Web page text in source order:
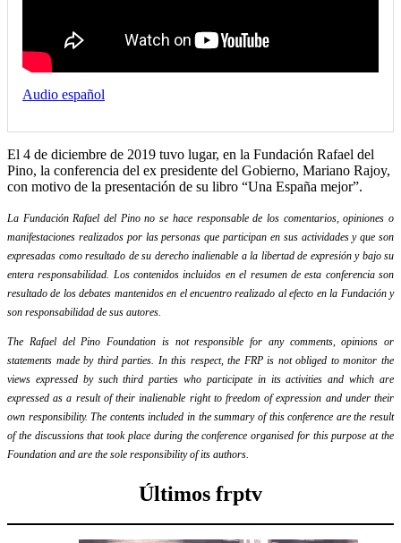
Audio español
El 4 de diciembre de 2019 tuvo lugar, en la Fundación Rafael del
Pino, la conferencia del ex presidente del Gobierno, Mariano Rajoy,
con motivo de la presentación de su libro “Una España mejor”.
La Fundación Rafael del Pino no se hace responsable de los comentarios, opiniones o
manifestaciones realizados por las personas que participan en sus actividades y que son
expresadas como resultado de su derecho inalienable a la libertad de expresión y bajo su
entera responsabilidad. Los contenidos incluidos en el resumen de esta conferencia son
resultado de los debates mantenidos en el encuentro realizado al efecto en la Fundación y
son responsabilidad de sus autores.
The Rafael del Pino Foundation is not responsible for any comments, opinions or
statements made by third parties. In this respect, the FRP is not obliged to monitor the
views expressed by such third parties who participate in its activities and which are
expressed as a result of their inalienable right to freedom of expression and under their
own responsibility. The contents included in the summary of this conference are the result
of the discussions that took place during the conference organised for this purpose at the
Foundation and are the sole responsibility of its authors.
Últimos frptv